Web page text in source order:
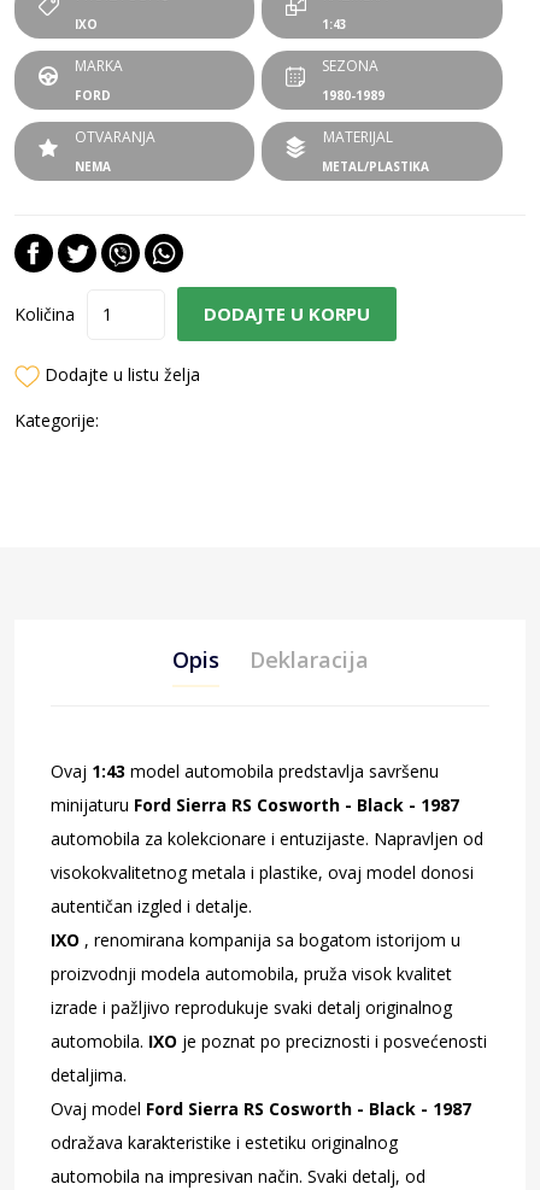
IXO 1:43
MARKA
FORD
SEZONA
1980-1989
OTVARANJA
NEMA
MATERIJAL
METAL/PLASTIKA
Količina DODAJTE U KORPU
Dodajte u listu želja
Kategorije:
Opis Deklaracija
Ovaj 1:43 model automobila predstavlja savršenu
minijaturu Ford Sierra RS Cosworth - Black - 1987
automobila za kolekcionare i entuzijaste. Napravljen od
visokokvalitetnog metala i plastike, ovaj model donosi
autentičan izgled i detalje.
IXO , renomirana kompanija sa bogatom istorijom u
proizvodnji modela automobila, pruža visok kvalitet
izrade i pažljivo reprodukuje svaki detalj originalnog
automobila. IXO je poznat po preciznosti i posvećenosti
detaljima.
Ovaj model Ford Sierra RS Cosworth - Black - 1987
odražava karakteristike i estetiku originalnog
automobila na impresivan način. Svaki detalj, od